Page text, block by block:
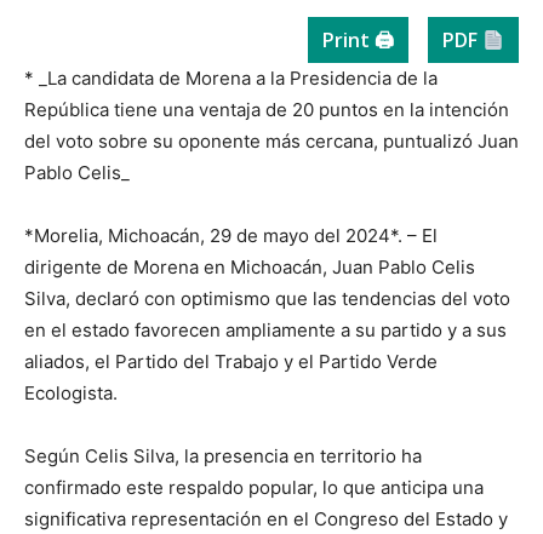
Print 🖨 PDF
* _La candidata de Morena a la Presidencia de la
República tiene una ventaja de 20 puntos en la intención
del voto sobre su oponente más cercana, puntualizó Juan
Pablo Celis_
*Morelia, Michoacán, 29 de mayo del 2024*. – El
dirigente de Morena en Michoacán, Juan Pablo Celis
Silva, declaró con optimismo que las tendencias del voto
en el estado favorecen ampliamente a su partido y a sus
aliados, el Partido del Trabajo y el Partido Verde
Ecologista.
Según Celis Silva, la presencia en territorio ha
confirmado este respaldo popular, lo que anticipa una
significativa representación en el Congreso del Estado y